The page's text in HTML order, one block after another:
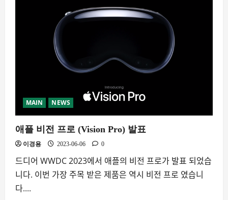
MAIN NEWS
애플 비전 프로 (Vision Pro) 발표
이경용 2023-06-06 0
드디어 WWDC 2023에서 애플의 비전 프로가 발표 되었습
니다. 이번 가장 주목 받은 제품은 역시 비전 프로 였습니
다....